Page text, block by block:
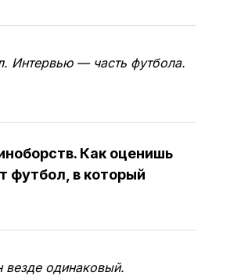
Интервью — часть футбола.
Как оценишь
футбол, в который
одинаковый.